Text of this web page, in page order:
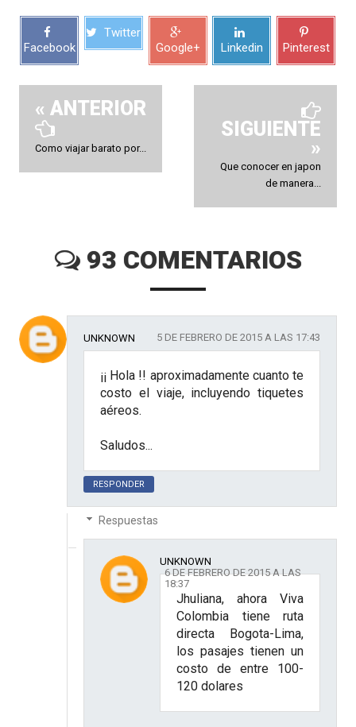
Facebook
Twitter
Google+
Linkedin Pinterest
« ANTERIOR
Como viajar barato por...
SIGUIENTE
»
Que conocer en japon
de manera...
93 COMENTARIOS
UNKNOWN 5 DE FEBRERO DE 2015 A LAS 17:43
¡¡ Hola !! aproximadamente cuanto te
costo el viaje, incluyendo tiquetes
aéreos.
Saludos...
RESPONDER
Respuestas
UNKNOWN
6 DE FEBRERO DE 2015 A LAS
18:37
Jhuliana, ahora Viva
Colombia tiene ruta
directa Bogota-Lima,
los pasajes tienen un
costo de entre 100-
120 dolares